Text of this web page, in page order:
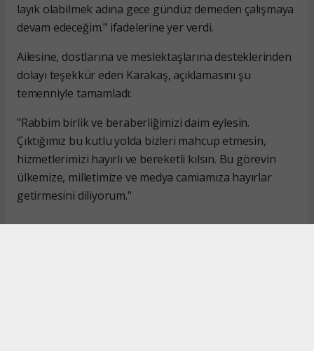
layık olabilmek adına gece gündüz demeden çalışmaya
devam edeceğim." ifadelerine yer verdi.
Ailesine, dostlarına ve meslektaşlarına desteklerinden
dolayı teşekkür eden Karakaş, açıklamasını şu
temenniyle tamamladı:
"Rabbim birlik ve beraberliğimizi daim eylesin.
Çıktığımız bu kutlu yolda bizleri mahcup etmesin,
hizmetlerimizi hayırlı ve bereketli kılsın. Bu görevin
ülkemize, milletimize ve medya camiamıza hayırlar
getirmesini diliyorum."